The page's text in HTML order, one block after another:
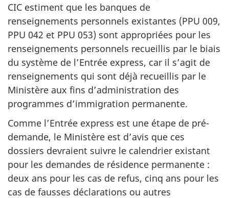
CIC estiment que les banques de
renseignements personnels existantes (PPU 009,
PPU 042 et PPU 053) sont appropriées pour les
renseignements personnels recueillis par le biais
du système de l’Entrée express, car il s’agit de
renseignements qui sont déjà recueillis par le
Ministère aux fins d’administration des
programmes d’immigration permanente.
Comme l’Entrée express est une étape de pré-
demande, le Ministère est d’avis que ces
dossiers devraient suivre le calendrier existant
pour les demandes de résidence permanente :
deux ans pour les cas de refus, cinq ans pour les
cas de fausses déclarations ou autres